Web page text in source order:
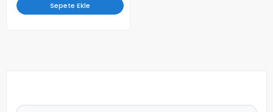
Sepete Ekle